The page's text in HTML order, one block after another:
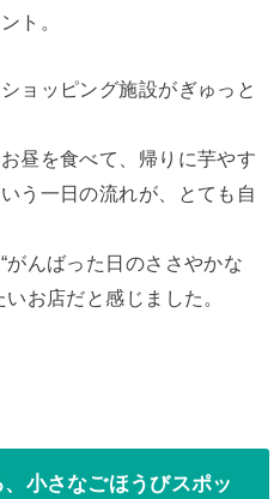
ト。
ョッピング施設がぎゅっと
昼を食べて、帰りに芋やす
う一日の流れが、とても自
がんばった日のささやかな
お店だと感じました。
小さなごほうびスポッ